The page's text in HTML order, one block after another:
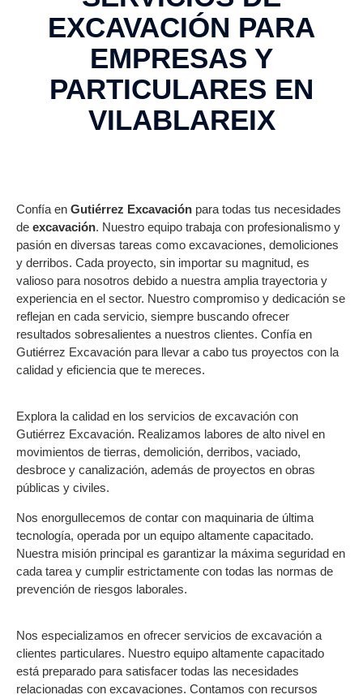
EXCAVACIÓN PARA
EMPRESAS Y
PARTICULARES EN
VILABLAREIX
Confía en Gutiérrez Excavación para todas tus necesidades
de excavación. Nuestro equipo trabaja con profesionalismo y
pasión en diversas tareas como excavaciones, demoliciones
y derribos. Cada proyecto, sin importar su magnitud, es
valioso para nosotros debido a nuestra amplia trayectoria y
experiencia en el sector. Nuestro compromiso y dedicación se
reflejan en cada servicio, siempre buscando ofrecer
resultados sobresalientes a nuestros clientes. Confía en
Gutiérrez Excavación para llevar a cabo tus proyectos con la
calidad y eficiencia que te mereces.
Explora la calidad en los servicios de excavación con
Gutiérrez Excavación. Realizamos labores de alto nivel en
movimientos de tierras, demolición, derribos, vaciado,
desbroce y canalización, además de proyectos en obras
públicas y civiles.
Nos enorgullecemos de contar con maquinaria de última
tecnología, operada por un equipo altamente capacitado.
Nuestra misión principal es garantizar la máxima seguridad en
cada tarea y cumplir estrictamente con todas las normas de
prevención de riesgos laborales.
Nos especializamos en ofrecer servicios de excavación a
clientes particulares. Nuestro equipo altamente capacitado
está preparado para satisfacer todas las necesidades
relacionadas con excavaciones. Contamos con recursos